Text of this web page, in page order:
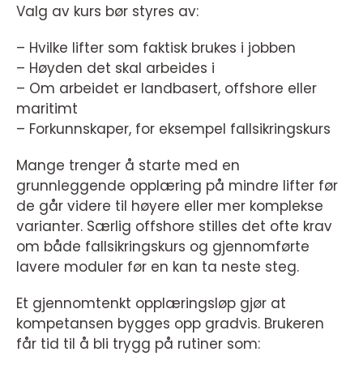
Valg av kurs bør styres av:
– Hvilke lifter som faktisk brukes i jobben
– Høyden det skal arbeides i
– Om arbeidet er landbasert, offshore eller
maritimt
– Forkunnskaper, for eksempel fallsikringskurs
Mange trenger å starte med en
grunnleggende opplæring på mindre lifter før
de går videre til høyere eller mer komplekse
varianter. Særlig offshore stilles det ofte krav
om både fallsikringskurs og gjennomførte
lavere moduler før en kan ta neste steg.
Et gjennomtenkt opplæringsløp gjør at
kompetansen bygges opp gradvis. Brukeren
får tid til å bli trygg på rutiner som: